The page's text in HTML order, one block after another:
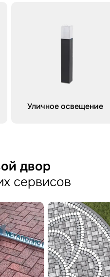
Уличное освещение
двор
сервисов